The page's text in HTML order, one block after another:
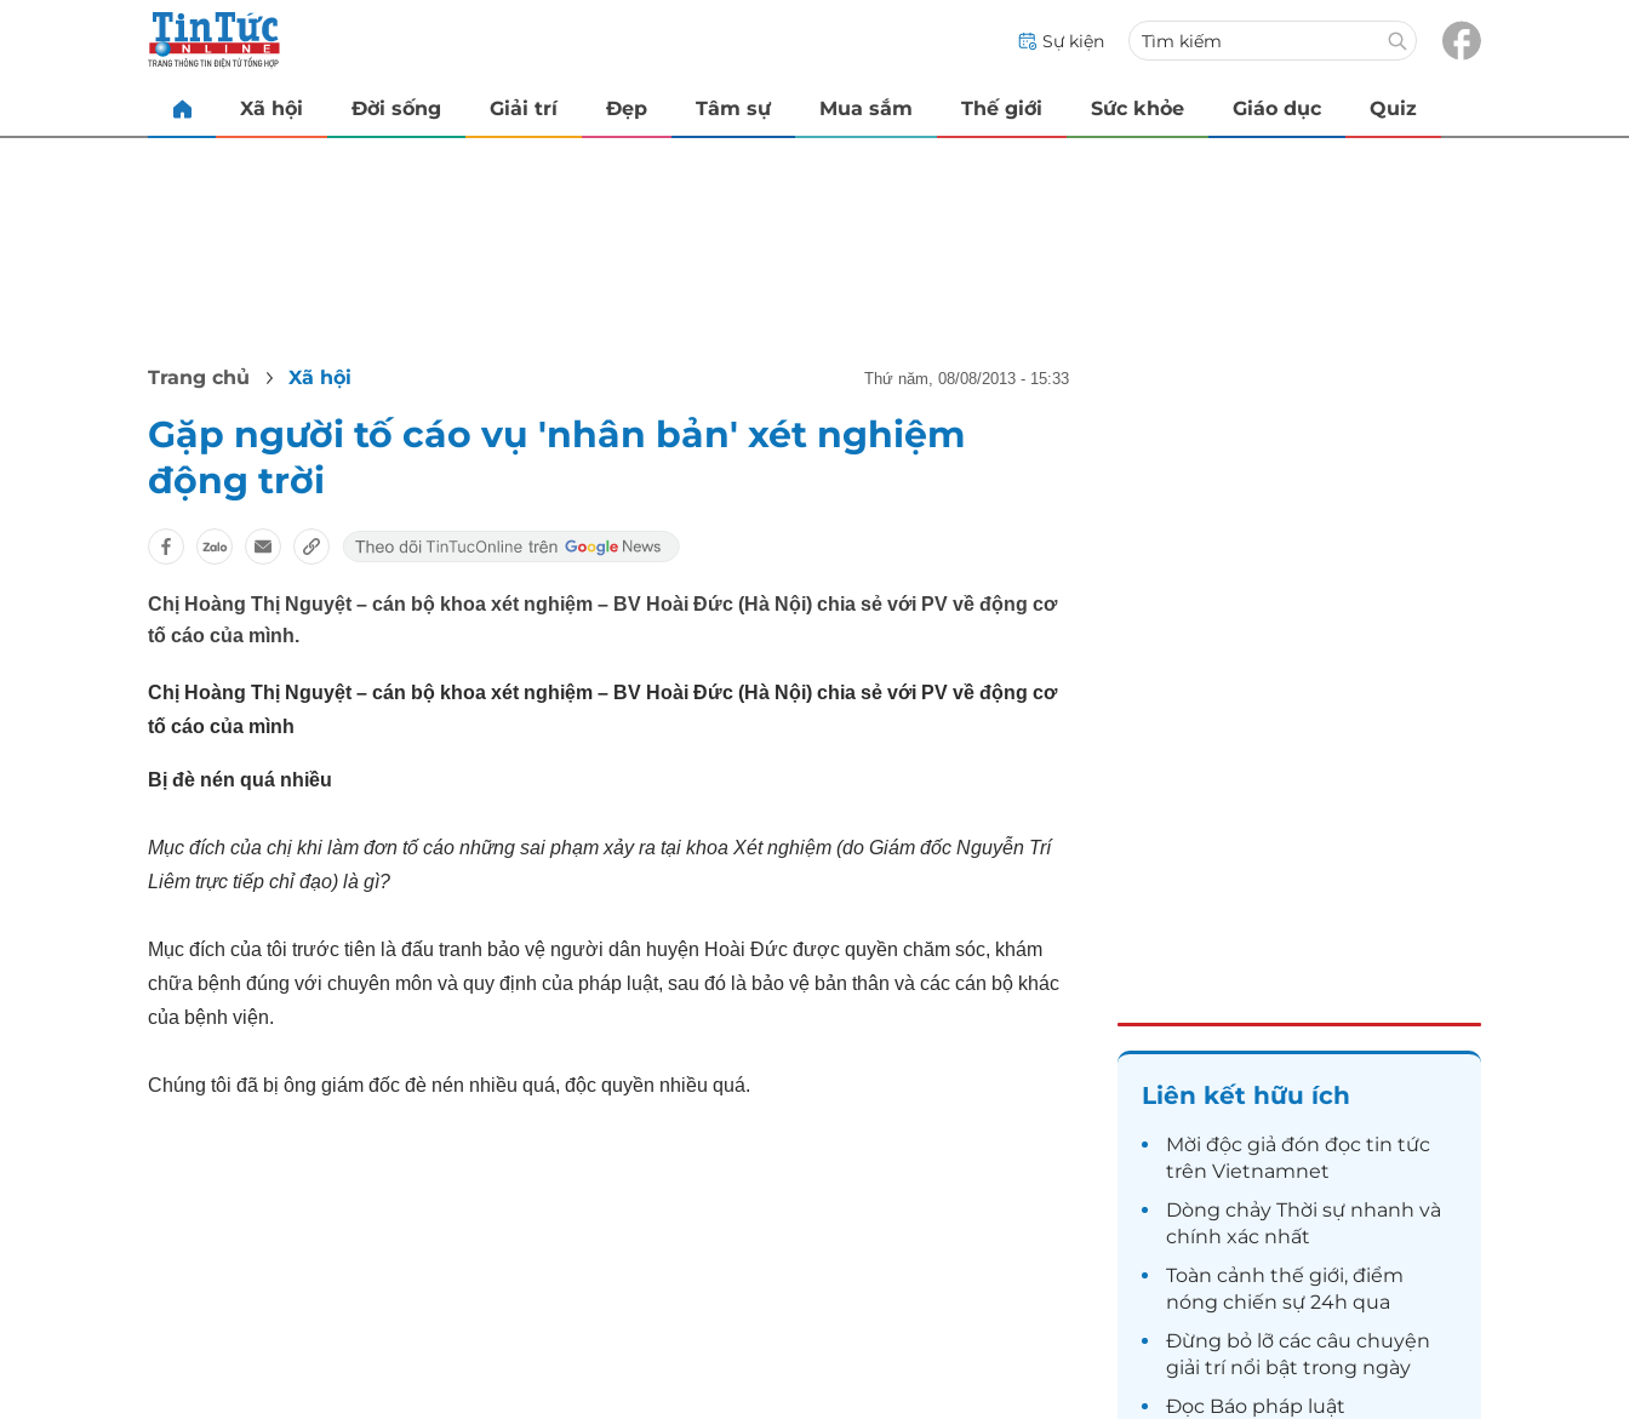
Sự kiện
Xã hội Đời sống Giải trí Đẹp Tâm sự Mua sắm Thế giới Sức khỏe Giáo dục Quiz
Trang chủ Xã hội thứ năm, 08/08/2013 - 15:33
Gặp người tố cáo vụ 'nhân bản' xét nghiệm
động trời
Chị Hoàng Thị Nguyệt – cán bộ khoa xét nghiệm – BV Hoài Đức (Hà Nội) chia sẻ với PV về động cơ
tố cáo của mình.
Chị Hoàng Thị Nguyệt – cán bộ khoa xét nghiệm – BV Hoài Đức (Hà Nội) chia sẻ với PV về động cơ
tố cáo của mình
Bị đè nén quá nhiều
Mục đích của chị khi làm đơn tố cáo những sai phạm xảy ra tại khoa Xét nghiệm (do Giám đốc Nguyễn Trí
Liêm trực tiếp chỉ đạo) là gì?
Mục đích của tôi trước tiên là đấu tranh bảo vệ người dân huyện Hoài Đức được quyền chăm sóc, khám
chữa bệnh đúng với chuyên môn và quy định của pháp luật, sau đó là bảo vệ bản thân và các cán bộ khác
của bệnh viện.
Chúng tôi đã bị ông giám đốc đè nén nhiều quá, độc quyền nhiều quá. Liên kết hữu ích
Mời độc giả đón đọc tin tức
trên Vietnamnet
Dòng chảy Thời sự nhanh và
chính xác nhất
Toàn cảnh thế giới, điểm
nóng chiến sự 24h qua
Đừng bỏ lỡ các câu chuyện
giải trínổi bật trong ngày
Đọc Báo pháp luật